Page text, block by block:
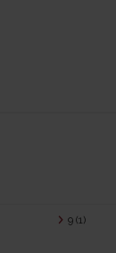
9 (1)